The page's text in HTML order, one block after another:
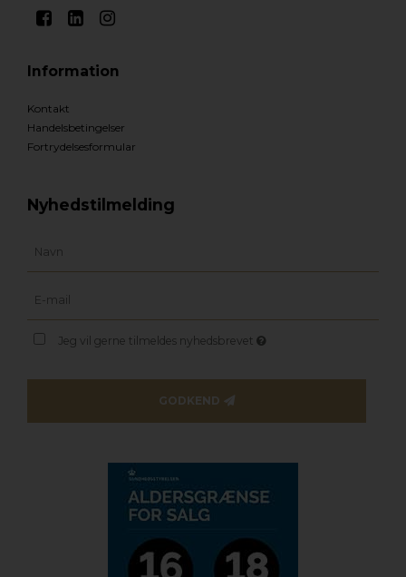
Information
Kontakt
Handelsbetingelser
Fortrydelsesformular
Nyhedstilmelding
Jeg vil gerne tilmeldes nyhedsbrevet
GODKEND